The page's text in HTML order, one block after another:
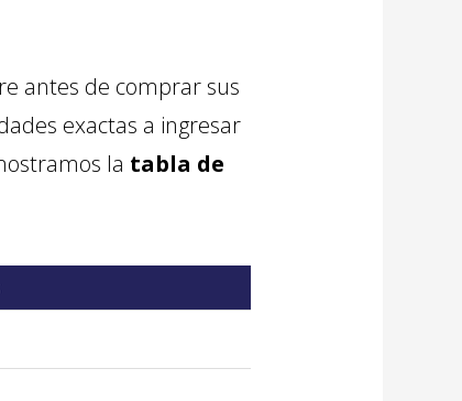
antes de comprar sus
exactas a ingresar
la tabla de